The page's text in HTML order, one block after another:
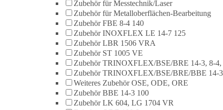
Zubehör für Messtechnik/Laser
Zubehör für Metalloberflächen-Bearbeitung
Zubehör FBE 8-4 140
Zubehör INOXFLEX LE 14-7 125
Zubehör LBR 1506 VRA
Zubehör ST 1005 VE
Zubehör TRINOXFLEX/BSE/BRE 14-3, 8-
Zubehör TRINOXFLEX/BSE/BRE/BBE 14-3
Weiteres Zubehör OSE, ODE, ORE
Zubehör BBE 14-3 100
Zubehör LK 604, LG 1704 VR